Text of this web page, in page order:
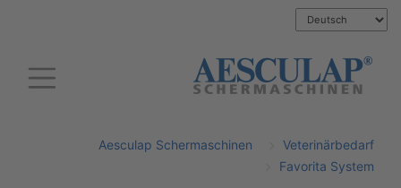
Aesculap Schermaschinen
Veterinärbedarf
Favorita System